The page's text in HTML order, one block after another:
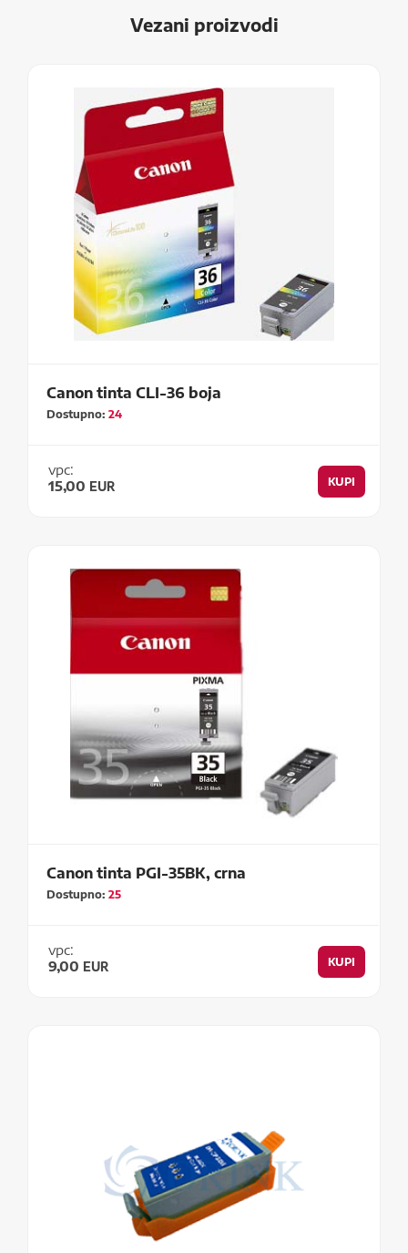
Vezani proizvodi
Canon tinta CLI-36 boja
Dostupno:24
vpc:
15,00 EUR KUPI
Canon tinta PGI-35BK, crna
Dostupno:25
vpc:
9,00 EUR KUPI